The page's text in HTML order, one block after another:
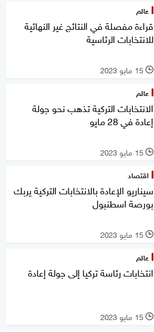
عالم
قراءة مفصلة في النتائج غير النهائية
للانتخابات الرئاسية
l 15 مايو 2023
عالم
الانتخابات التركية تذهب نحو جولة
إعادة في 28 مايو
l 15 مايو 2023
اقتصاد
سيناريو الإعادة بالانتخابات التركية يربك
بورصة اسطنبول
l 15 مايو 2023
عالم
انتخابات رئاسة تركيا إلى جولة إعادة
l 15 مايو 2023